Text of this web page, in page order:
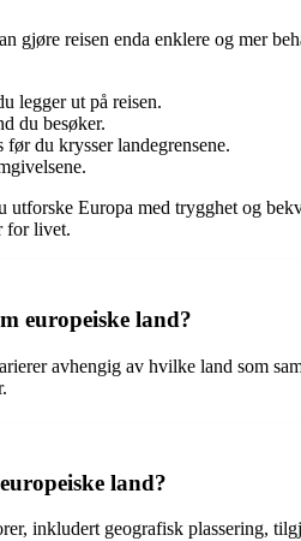
gjøre reisen enda enklere og mer
legger ut på reisen.
du besøker.
du krysser landegrensene.
Europa med trygghet og
for livet.
europeiske land?
avhengig av hvilke land som
land?
inkludert geografisk plassering,